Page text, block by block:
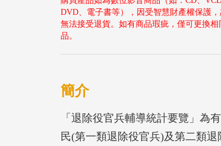
DVD、電子書等），因受智慧財產權保護，
無法接受退貨。如有商品瑕疵，僅可更換相
品。
簡介
「退除役官兵輔導統計要覽」為
民(第一類退除役官兵)及第二類